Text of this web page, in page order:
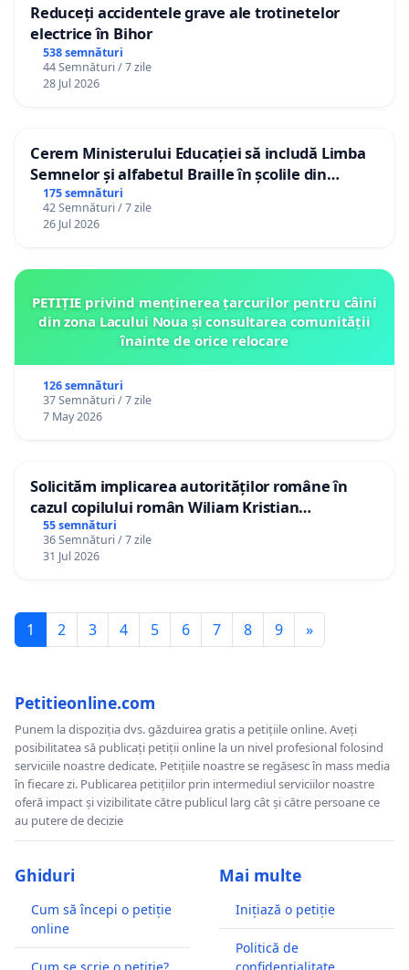
Reduceți accidentele grave ale trotinetelor
electrice în Bihor
538 semnături
44 Semnături / 7 zile
28 Jul 2026
Cerem Ministerului Educației să includă Limba
Semnelor și alfabetul Braille în școlile din
Republica Moldova!
175 semnături
42 Semnături / 7 zile
26 Jul 2026
PETIȚIE privind menținerea țarcurilor pentru câini
din zona Lacului Noua și consultarea comunității
înainte de orice relocare
126 semnături
37 Semnături / 7 zile
7 May 2026
Solicităm implicarea autorităților române în
cazul copilului român Wiliam Kristian
Gheorghe, aflat în plasament în Danemarca de
12 ani
55 semnături
36 Semnături / 7 zile
31 Jul 2026
1 2 3 4 5 6 7 8 9 »
Petitieonline.com
Punem la dispoziția dvs. găzduirea gratis a petițiile online. Aveți
posibilitatea să publicați petiții online la un nivel profesional folosind
serviciile noastre dedicate. Petițiile noastre se regăsesc în mass media
în fiecare zi. Publicarea petițiilor prin intermediul serviciilor noastre
oferă impact și vizibilitate către publicul larg cât și către persoane ce
au putere de decizie
Ghiduri
Cum să începi o petiție
online
Mai multe
Inițiază o petiție
Politică de